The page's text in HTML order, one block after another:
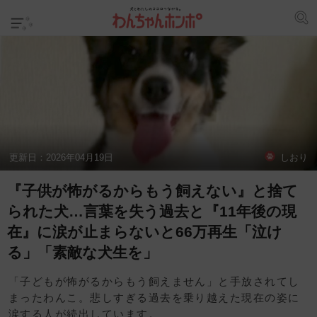
更新日： 2026年04月19日 しおり
『子供が怖がるからもう飼えない』と捨て
られた犬…言葉を失う過去と『11年後の現
在』に涙が止まらないと66万再生「泣け
る」「素敵な犬生を」
「子どもが怖がるからもう飼えません」と手放されてし
まったわんこ。悲しすぎる過去を乗り越えた現在の姿に
涙する人が続出しています。